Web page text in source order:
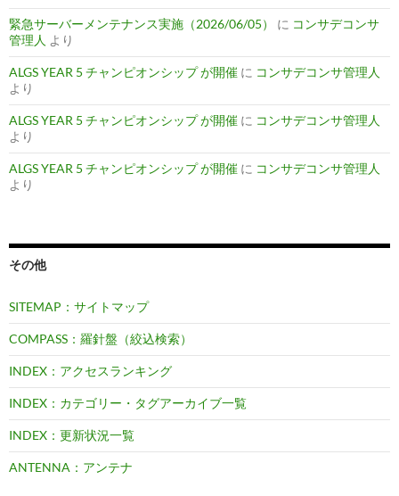
緊急サーバーメンテナンス実施（2026/06/05） に コンサデコンサ
管理人 より
ALGS YEAR 5 チャンピオンシップ が開催 に コンサデコンサ管理人
より
ALGS YEAR 5 チャンピオンシップ が開催 に コンサデコンサ管理人
より
ALGS YEAR 5 チャンピオンシップ が開催 に コンサデコンサ管理人
より
その他
SITEMAP：サイトマップ
COMPASS：羅針盤（絞込検索）
INDEX：アクセスランキング
INDEX：カテゴリー・タグアーカイブ一覧
INDEX：更新状況一覧
ANTENNA：アンテナ